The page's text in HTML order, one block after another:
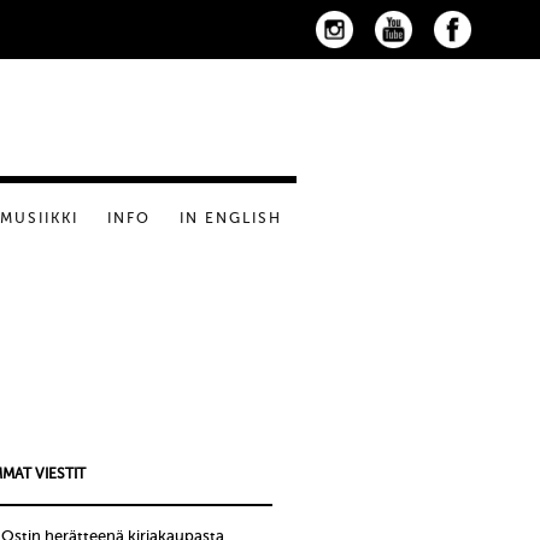
MUSIIKKI INFO IN ENGLISH
VIESTIT
herätteenä kirjakaupasta